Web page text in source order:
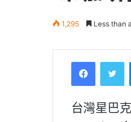
1,295 Less than
台灣星巴